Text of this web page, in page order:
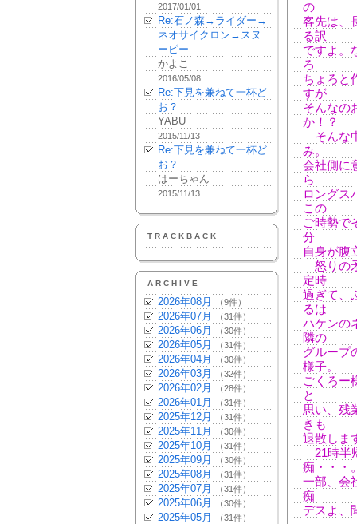
2017/01/01
Re:石ノ森→ライダー→
ネオサイクロン→スヌ
ーピー
かよこ
2016/05/08
Re:下見を兼ねて一杯ど
お？
YABU
2015/11/13
Re:下見を兼ねて一杯ど
お？
はーちゃん
2015/11/13
TRACKBACK
ARCHIVE
2026年08月 （9件）
2026年07月 （31件）
2026年06月 （30件）
2026年05月 （31件）
2026年04月 （30件）
2026年03月 （32件）
2026年02月 （28件）
2026年01月 （31件）
2025年12月 （31件）
2025年11月 （30件）
2025年10月 （31件）
2025年09月 （30件）
2025年08月 （31件）
2025年07月 （31件）
2025年06月 （30件）
2025年05月 （31件）
の
客先は、
る訳
ですよ。
ろ
ちょろと
すが
そんなの
か！？
そんな
み。
会社側に
ら
ロングス
この
ご時勢で
分
自身が腹
怒りの
定時
過ぎて、
るは
ハケンの
隣の
グループ
様子。
ごくろー
と
思い、残
きも
退散しま
21時半
痴・・・
一部、会
痴
デスよ、